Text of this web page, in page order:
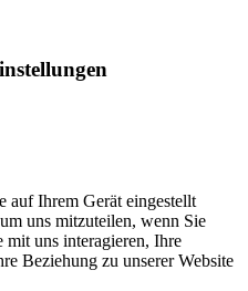
auf Ihrem Gerät eingestellt
uns mitzuteilen, wenn Sie
mit uns interagieren, Ihre
Beziehung zu unserer Website